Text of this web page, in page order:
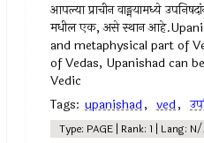
आपल्या प्राचीन वाङ्मयामध्ये
मधील एक, असे स्थान
and metaphysical part of
of Vedas, Upanishad can
Vedic
Tags: upanishad, ved,
Type: PAGE | Rank: 1 | Lang: